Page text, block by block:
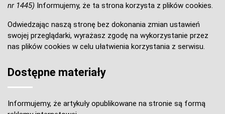
nr 1445) Informujemy, że ta strona korzysta z plików cookies.
Odwiedzając naszą stronę bez dokonania zmian ustawień
swojej przeglądarki, wyrażasz zgodę na wykorzystanie przez
nas plików cookies w celu ułatwienia korzystania z serwisu.
Dostępne materiały
Informujemy, że artykuły opublikowane na stronie są formą